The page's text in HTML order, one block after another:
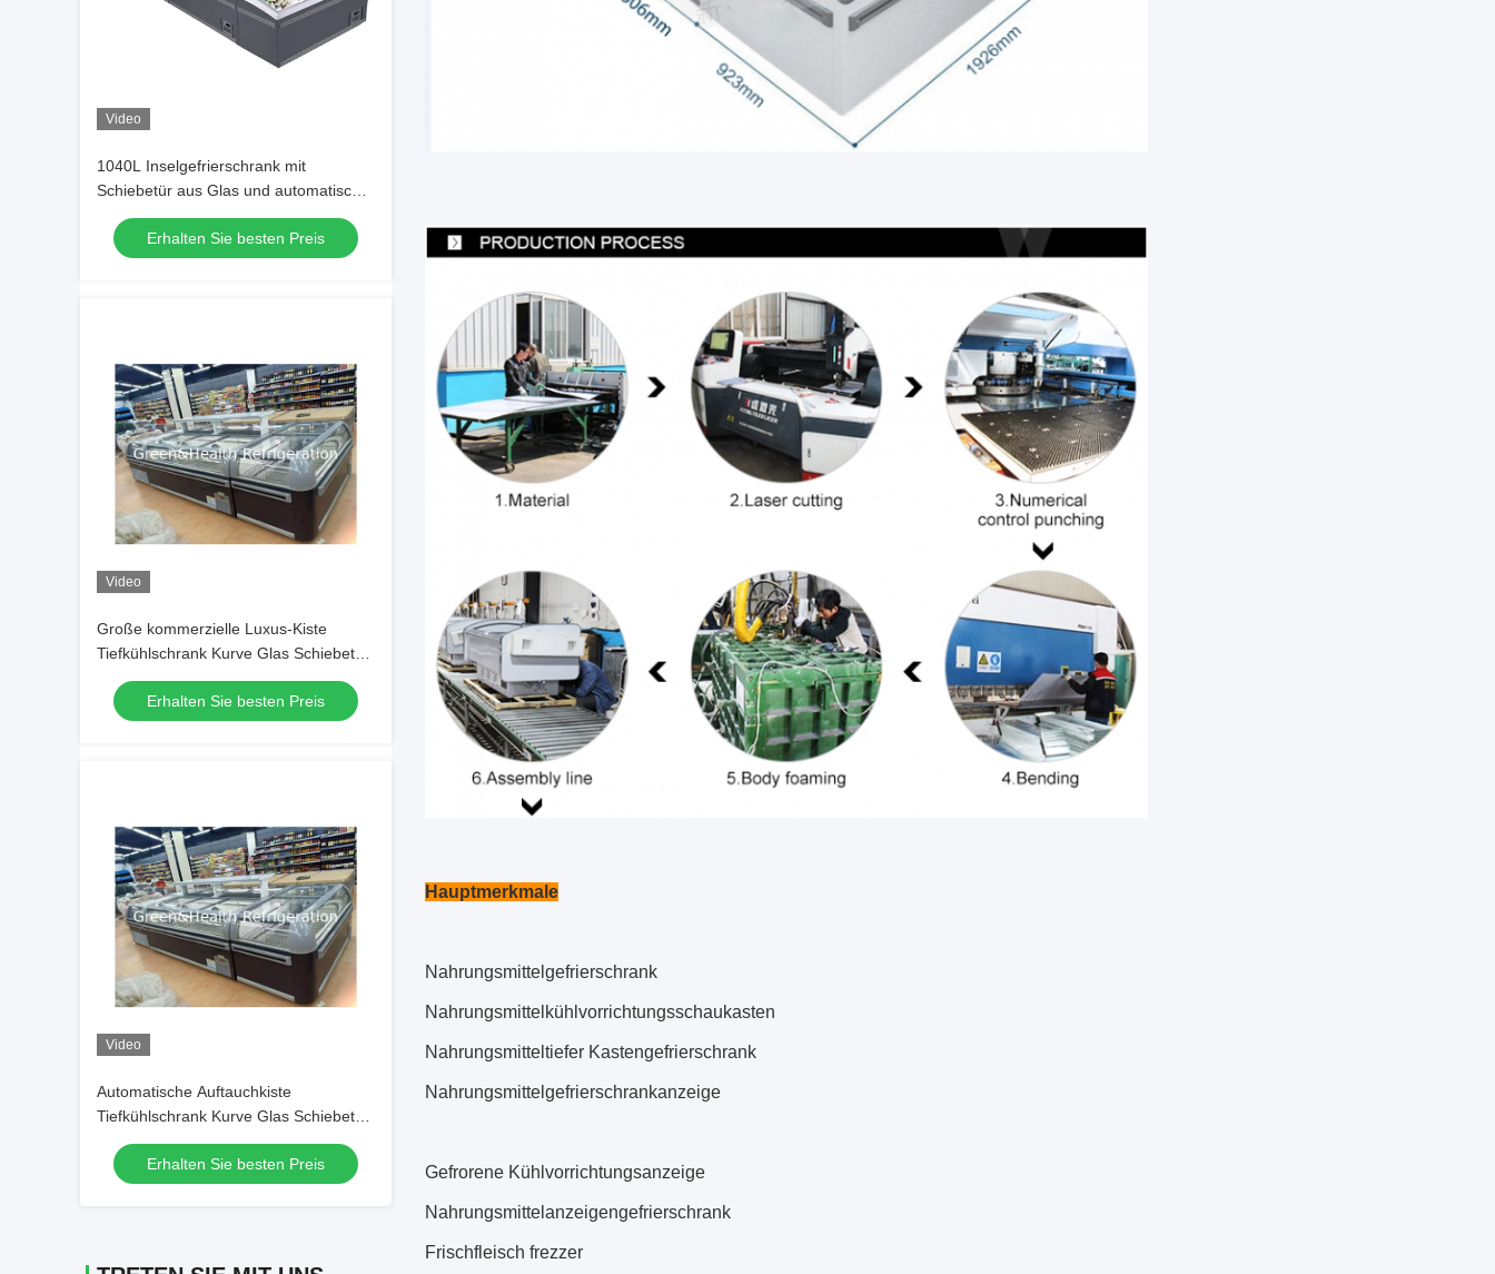
Video
1040L Inselgefrierschrank mit
Schiebetür aus Glas und automatischer
Abtauung für den gewerblichen
GebrauchErhalten Sie besten Preis
Video
Große kommerzielle Luxus-Kiste
Tiefkühlschrank Kurve Glas Schiebetür
Kühlschrank Insel
Erhalten Sie besten Preis
Video
Automatische Auftauchkiste
Tiefkühlschrank Kurve Glas Schiebetür
Insel Gefrierschrank
Erhalten Sie besten Preis
Hauptmerkmale
Nahrungsmittelgefrierschrank
Nahrungsmittelkühlvorrichtungsschaukasten
Nahrungsmitteltiefer Kastengefrierschrank
Nahrungsmittelgefrierschrankanzeige
Gefrorene Kühlvorrichtungsanzeige
Nahrungsmittelanzeigengefrierschrank
Frischfleisch frezzer